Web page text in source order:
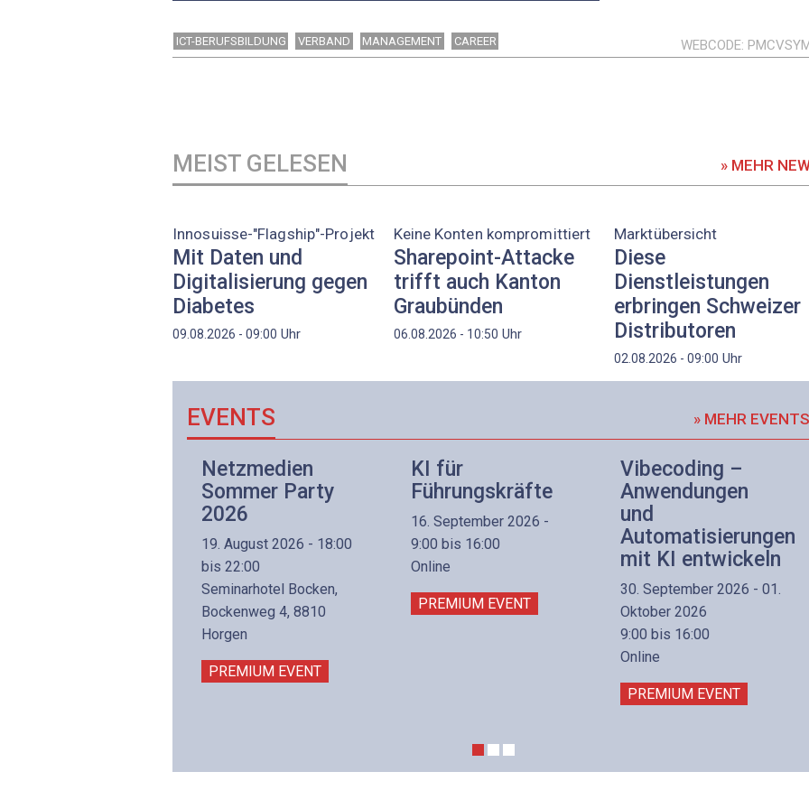
ICT-BERUFSBILDUNG VERBAND MANAGEMENT CAREER WEBCODE
MEIST GELESEN » MEHR
Innosuisse-"Flagship"-Projekt
Mit Daten und
Digitalisierung gegen
Diabetes
09.08.2026 - 09:00 Uhr
Keine Konten kompromittiert
Sharepoint-Attacke
trifft auch Kanton
Graubünden
06.08.2026 - 10:50 Uhr
Marktübersicht
Diese
Dienstleistungen
erbringen Schweizer
Distributoren
02.08.2026 - 09:00 Uhr
EVENTS » MEHR EVENTS
Netzmedien
Sommer Party
2026
19. August 2026 - 18:00
bis 22:00
Seminarhotel Bocken,
Bockenweg 4, 8810
Horgen
PREMIUM EVENT
KI für
Führungskräfte
16. September 2026 -
9:00 bis 16:00
Online
PREMIUM EVENT
Vibecoding –
Anwendungen
und
Automatisierungen
mit KI entwickeln
30. September 2026 - 01.
Oktober 2026
9:00 bis 16:00
Online
PREMIUM EVENT